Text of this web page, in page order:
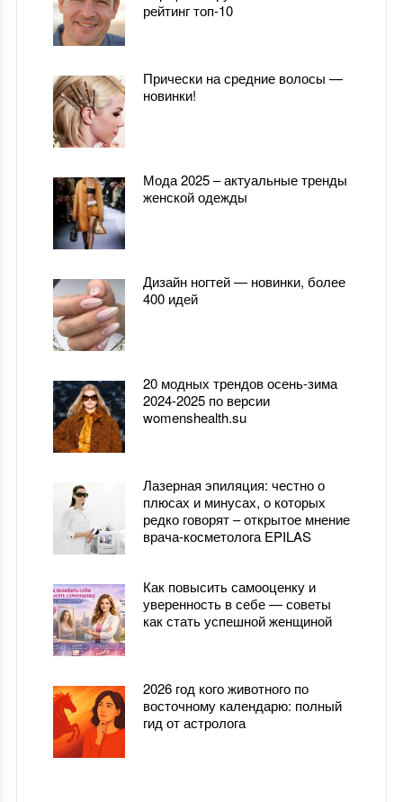
рейтинг топ-10
Прически на средние волосы —
новинки!
Мода 2025 – актуальные тренды
женской одежды
Дизайн ногтей — новинки, более
400 идей
20 модных трендов осень-зима
2024-2025 по версии
womenshealth.su
Лазерная эпиляция: честно о
плюсах и минусах, о которых
редко говорят – открытое мнение
врача-косметолога EPILAS
Как повысить самооценку и
уверенность в себе — советы
как стать успешной женщиной
2026 год кого животного по
восточному календарю: полный
гид от астролога